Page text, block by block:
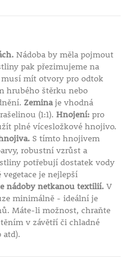
Nádoba by měla pojmout
pak přezimujeme na
mít otvory pro odtok
hrubého štěrku nebo
Zeminaje vhodná
(1:1). Hnojení:pro
plné vícesložkové hnojivo.
S tímto hnojivem
robustní vzrůst a
potřebují dostatek vody
je nejlepší
nádoby netkanou textilií.V
minimálně - ideální je
Máte-li možnost, chraňte
v závětří či chladné
atd).